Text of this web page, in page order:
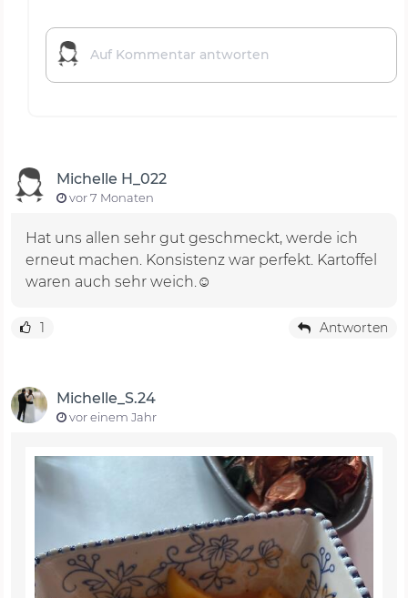
Michelle H_022
vor 7 Monaten
Hat uns allen sehr gut geschmeckt, werde ich
erneut machen. Konsistenz war perfekt. Kartoffel
waren auch sehr weich.☺️
1 Antworten
Michelle_S.24
vor einem Jahr